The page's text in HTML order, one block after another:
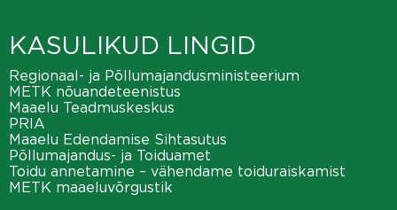
KASULIKUD LINGID
Regionaal- ja Põllumajandusministeerium
METK nõuandeteenistus
Maaelu Teadmuskeskus
PRIA
Maaelu Edendamise Sihtasutus
Põllumajandus- ja Toiduamet
Toidu annetamine – vähendame toiduraiskamist
METK maaeluvõrgustik